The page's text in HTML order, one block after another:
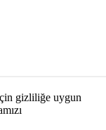
gizliliğe uygun